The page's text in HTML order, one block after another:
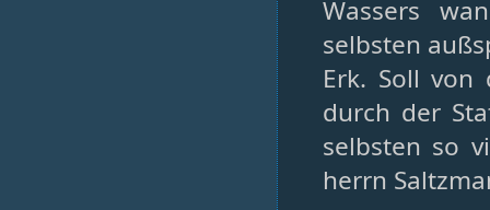
Wassers
selbsten
Erk. Soll
durch der
selbsten so
herrn